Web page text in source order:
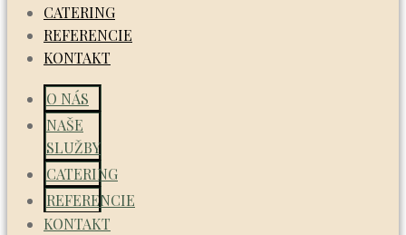
CATERING
REFERENCIE
KONTAKT
O NÁS
NAŠE
SLUŽBY
CATERING
REFERENCIE
KONTAKT